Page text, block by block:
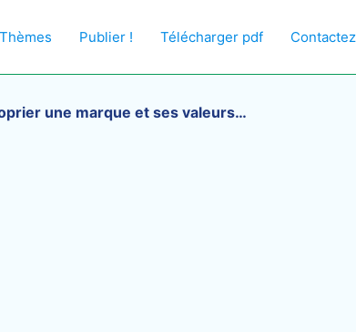
Thèmes Publier ! Télécharger pdf
une marque et ses valeurs…